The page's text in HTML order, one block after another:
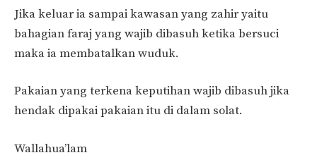
Jika keluar ia sampai kawasan yang zahir yaitu
bahagian faraj yang wajib dibasuh ketika bersuci
maka ia membatalkan wuduk.
Pakaian yang terkena keputihan wajib dibasuh jika
hendak dipakai pakaian itu di dalam solat.
Wallahua’lam